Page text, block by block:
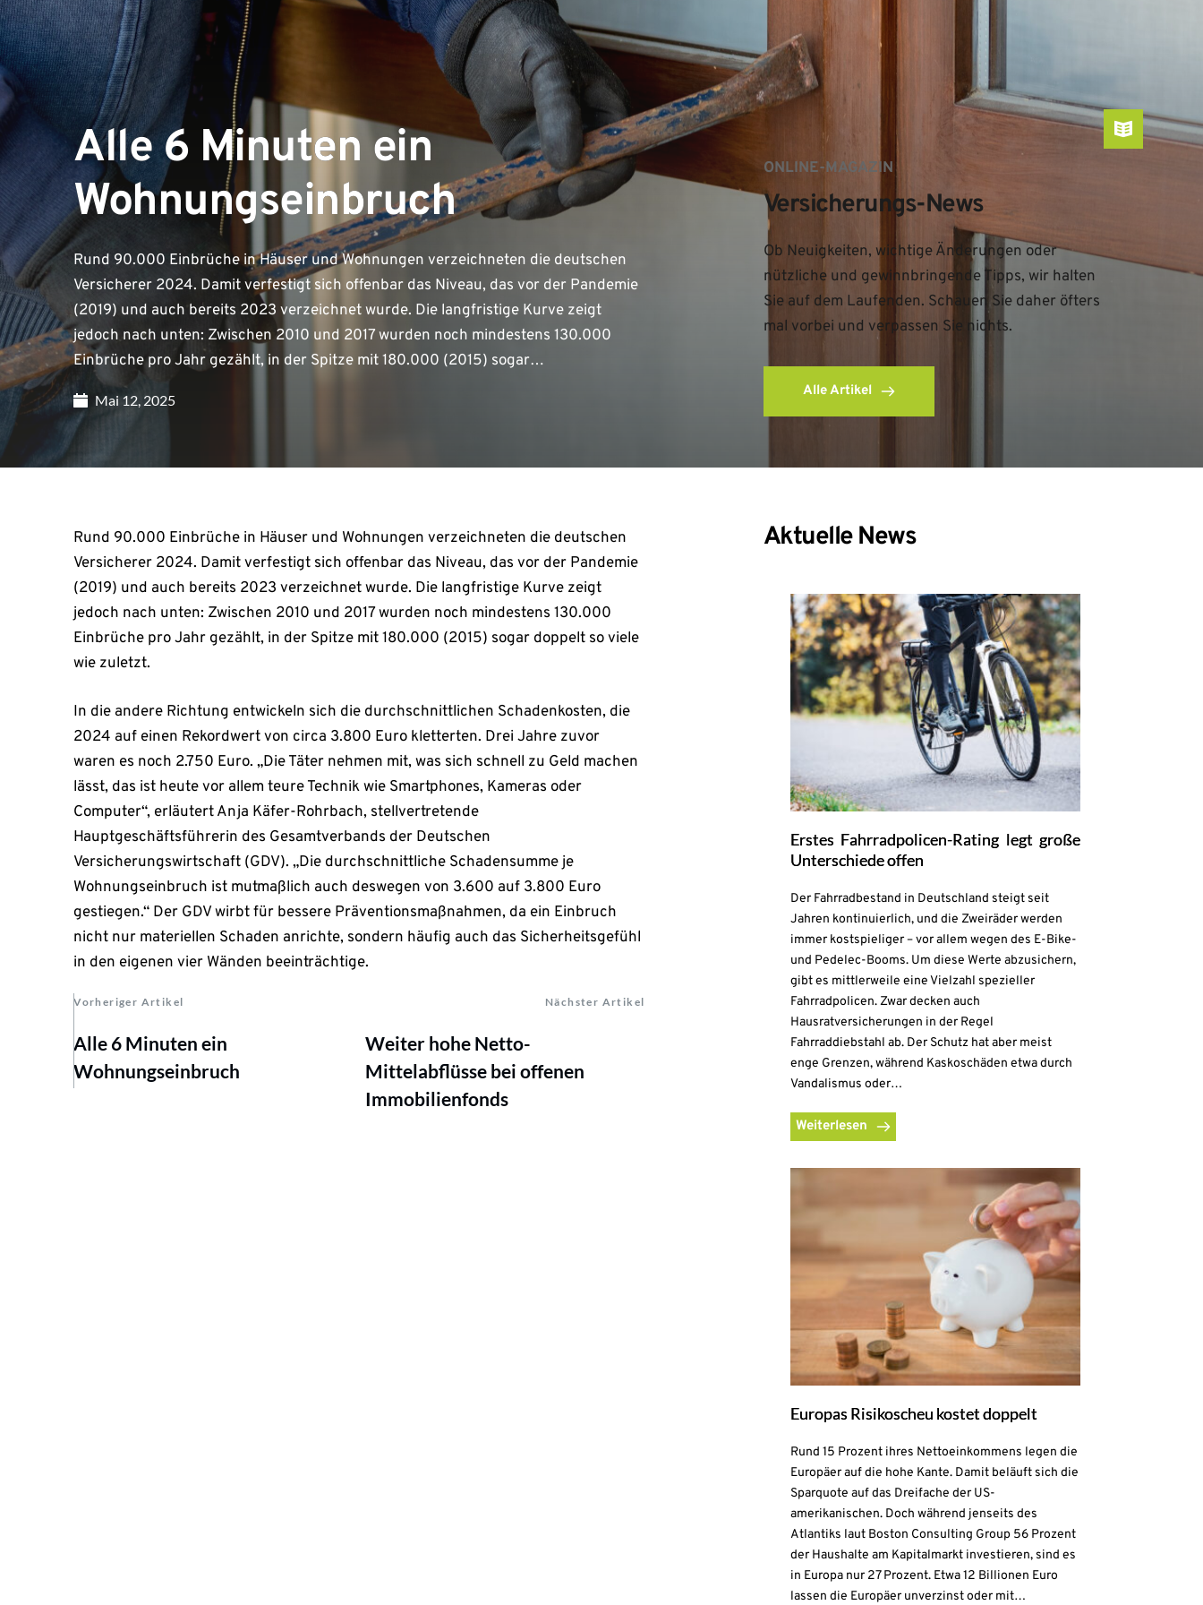
Alle 6 Minuten ein
Wohnungseinbruch
Rund 90.000 Einbrüche in Häuser und Wohnungen verzeichneten die deutschen
Versicherer 2024. Damit verfestigt sich offenbar das Niveau, das vor der Pandemie
(2019) und auch bereits 2023 verzeichnet wurde. Die langfristige Kurve zeigt
jedoch nach unten: Zwischen 2010 und 2017 wurden noch mindestens 130.000
Einbrüche pro Jahr gezählt, in der Spitze mit 180.000 (2015) sogar…
Mai 12, 2025
ONLINE-MAGAZIN
Versicherungs-News
Ob Neuigkeiten, wichtige Änderungen oder
nützliche und gewinnbringende Tipps, wir halten
Sie auf dem Laufenden. Schauen Sie daher öfters
mal vorbei und verpassen Sie nichts.
Alle Artikel
Rund 90.000 Einbrüche in Häuser und Wohnungen verzeichneten die deutschen
Versicherer 2024. Damit verfestigt sich offenbar das Niveau, das vor der Pandemie
(2019) und auch bereits 2023 verzeichnet wurde. Die langfristige Kurve zeigt
jedoch nach unten: Zwischen 2010 und 2017 wurden noch mindestens 130.000
Einbrüche pro Jahr gezählt, in der Spitze mit 180.000 (2015) sogar doppelt so viele
wie zuletzt.
In die andere Richtung entwickeln sich die durchschnittlichen Schadenkosten, die
2024 auf einen Rekordwert von circa 3.800 Euro kletterten. Drei Jahre zuvor
waren es noch 2.750 Euro. „Die Täter nehmen mit, was sich schnell zu Geld machen
lässt, das ist heute vor allem teure Technik wie Smartphones, Kameras oder
Computer“, erläutert Anja Käfer-Rohrbach, stellvertretende
Hauptgeschäftsführerin des Gesamtverbands der Deutschen
Versicherungswirtschaft (GDV). „Die durchschnittliche Schadensumme je
Wohnungseinbruch ist mutmaßlich auch deswegen von 3.600 auf 3.800 Euro
gestiegen.“ Der GDV wirbt für bessere Präventionsmaßnahmen, da ein Einbruch
nicht nur materiellen Schaden anrichte, sondern häufig auch das Sicherheitsgefühl
in den eigenen vier Wänden beeinträchtige.
Vorheriger Artikel Nächster Artikel
Alle 6 Minuten ein
Wohnungseinbruch
Weiter hohe Netto-
Mittelabflüsse bei offenen
Immobilienfonds
Aktuelle News
Erstes Fahrradpolicen-Rating legt große
Unterschiede offen
Der Fahrradbestand in Deutschland steigt seit
Jahren kontinuierlich, und die Zweiräder werden
immer kostspieliger – vor allem wegen des E-Bike-
und Pedelec-Booms. Um diese Werte abzusichern,
gibt es mittlerweile eine Vielzahl spezieller
Fahrradpolicen. Zwar decken auch
Hausratversicherungen in der Regel
Fahrraddiebstahl ab. Der Schutz hat aber meist
enge Grenzen, während Kaskoschäden etwa durch
Vandalismus oder…
Weiterlesen
Europas Risikoscheu kostet doppelt
Rund 15 Prozent ihres Nettoeinkommens legen die
Europäer auf die hohe Kante. Damit beläuft sich die
Sparquote auf das Dreifache der US-
amerikanischen. Doch während jenseits des
Atlantiks laut Boston Consulting Group 56 Prozent
der Haushalte am Kapitalmarkt investieren, sind es
in Europa nur 27 Prozent. Etwa 12 Billionen Euro
lassen die Europäer unverzinst oder mit…